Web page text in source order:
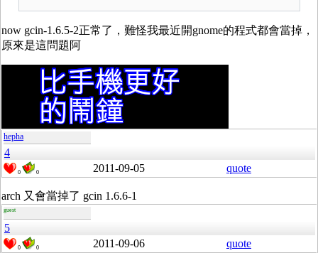
now gcin-1.6.5-2正常了，難怪我最近開gnome的程式都會當掉，
原來是這問題阿
hepha
4
0 0 2011-09-05 quote
arch 又會當掉了 gcin 1.6.6-1
guest
5
0 0 2011-09-06 quote